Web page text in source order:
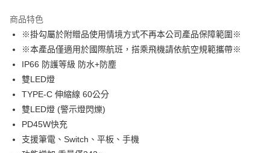
合作金庫商業銀行
華南商業銀行
彰化商業銀行
上海商業儲蓄銀行
台北富邦商業銀行
國泰世華商業銀行
臺灣中小企業銀行
匯豐（台灣）商業銀行
聯邦商業銀行
元大商業銀行
玉山商業銀行
台新國際商業銀行
台灣樂天信用卡公司
6 期 0 利率 每期
華南商業銀行
彰化商業銀行
上海商業儲蓄銀行
國泰世華商業銀行
臺灣中小企業銀行
匯豐（台灣）商業銀行
聯邦商業銀行
元大商業銀行
玉山商業銀行
12 期 0 利率 每期NT$140 21家銀行
合作金庫商業銀行
上海商業儲蓄銀行
國泰世華商業銀行
臺灣中小企業銀行
匯豐（台灣）商業銀行
聯邦商業銀行
元大商業銀行
超商取貨付款
LINE Pay
Apple Pay
街口支付
商品特色
※掛勾屬於附贈品使用情境方式不再本公司產品保障範圍※
※本產品僅適用於國際航班，搭乘飛機請依航空規範攜帶※
IP66 防護等級 防水+防塵
雙LED燈
TYPE-C 伸縮線 60公分
雙LED燈 (警示燈閃爍)
PD45W快充
支援筆電、Switch、平板、手機